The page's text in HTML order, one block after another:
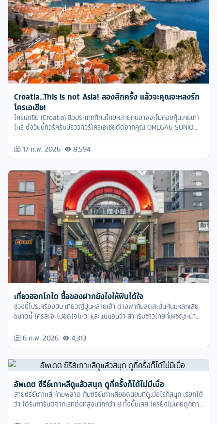
Croatia...This is not Asia! ลองสักครั้ง แล้วจะคุณจะหลงรัก
โครเอเชีย!
โครเอเชีย (Croatia) ชื่อประเทศที่คนไทยหลายคนอาจจะไม่ค่อยคุ้นเคยเท่า
ไหร่ ซึ่งวันนี้ทัวร์ครับมีริวิวทัวร์โครเอเชียดีดีจากคุณ OMEGA& SUNIO
17 ก.พ. 2026 8,594
เที่ยวฮอกโกได ซื้อของฝากยังไงให้ฟินได้ใจ
ช่วงนี้โปรเครื่องบิน เที่ยวญี่ปุ่นหลายเจ้า ต่างพากันลดสะบั้นหั่นแหลกเสีย
ขนาดนี้ ใครละจะไปอดใจไหว! และแน่นอนว่า สำหรับชาวไทยที่เผชิญหน้า
เข้าถึงความหนาวเย็นได้อย่างแท้จริง
6 ก.พ. 2026 4,313
อัพเดต ซีรีย์เกาหลีดูแล้วสนุก ดูกี่ครั้งก็ได้ไม่มีเบื่อ
สายซีรี่ย์เกาหลี ห้ามพลาด กับซีรีย์เกาหลียอดนิยมที่ดูเมื่อไรก็สนุก เรียกได้
ว่า ได้รับการันตีจากเรทติ้งที่สูงมากกว่า 8 ทั้งนั้นเลย ใครยังไม่เคยดูก็ตาม